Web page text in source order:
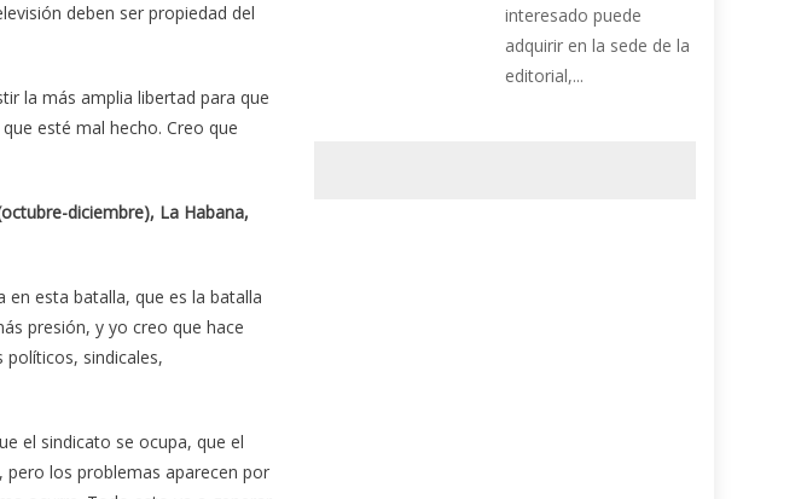
deben ser propiedad del
la más amplia libertad para que
esté mal hecho. Creo que
diciembre), La Habana,
esta batalla, que es la batalla
presión, y yo creo que hace
sindicales,
el sindicato se ocupa, que el
los problemas aparecen por
interesado puede
adquirir en la sede de la
editorial,...